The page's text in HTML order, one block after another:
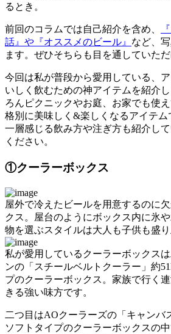
るとき。
前回のコラムでは自己紹介を含め、
話』や『オススメのビール』 など、
ます。ぜひそちらも目を通していた
今回は私が普段から愛用している、
いしく飲むための神アイテムを紹介
ろんピクニックやお庭、お家でも使
格別に美味しく&楽しくなるアイテム
一層感じる飲み方や注ぎ方も紹介し
ください。
①クーラーボックス
屋外で冷えたビールを用意するのに
クス。屋台のようにボックス内に氷
物を選ぶスタイルは大人も子供も盛り
私が愛用しているクーラーボックス
ンの「スチールベルトクーラー」約
プのクーラーボックス。家族で行く
きる強い味方です。
二つ目はAOクーラーズの「キャンバ
ソフトタイプのクーラーボックスの